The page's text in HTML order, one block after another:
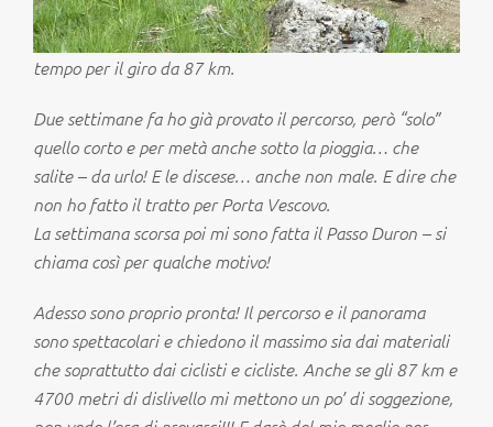
tempo per il giro da 87 km.
Due settimane fa ho già provato il percorso, però “solo”
quello corto e per metà anche sotto la pioggia… che
salite – da urlo! E le discese… anche non male. E dire che
non ho fatto il tratto per Porta Vescovo.
La settimana scorsa poi mi sono fatta il Passo Duron – si
chiama così per qualche motivo!
Adesso sono proprio pronta! Il percorso e il panorama
sono spettacolari e chiedono il massimo sia dai materiali
che soprattutto dai ciclisti e cicliste. Anche se gli 87 km e
4700 metri di dislivello mi mettono un po’ di soggezione,